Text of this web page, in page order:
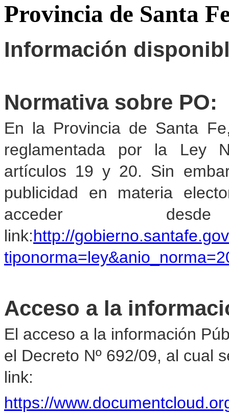
Provincia de Santa
Información
Normativa sobre PO:
En la Provincia de Santa
reglamentada por la Ley
artículos 19 y 20. Sin
publicidad en materia
acceder
link:http://
Acceso a la
El acceso a la información
el Decreto Nº 692/09, al cual
link:
https://